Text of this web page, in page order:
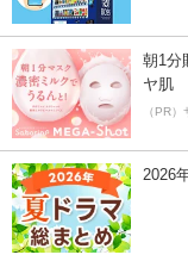
朝1分
ヤ肌
（PR
2026